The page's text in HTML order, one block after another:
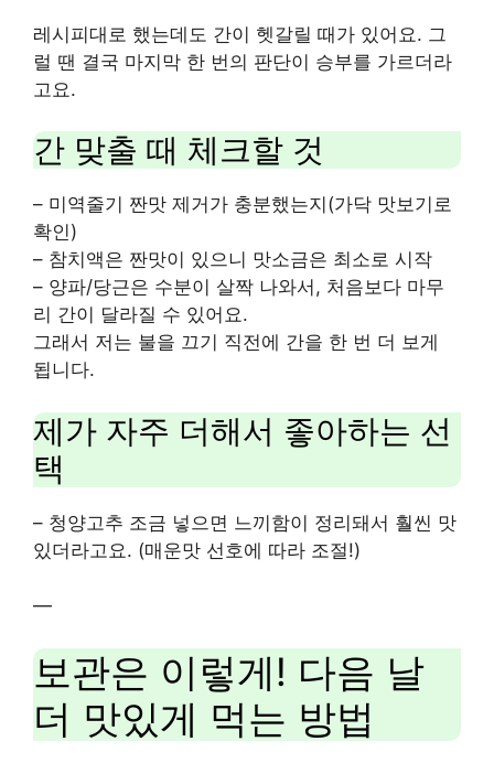
레시피대로 했는데도 간이 헷갈릴 때가 있어요. 그
럴 땐 결국 마지막 한 번의 판단이 승부를 가르더라
고요.
간 맞출 때 체크할 것
– 미역줄기 짠맛 제거가 충분했는지(가닥 맛보기로
확인)
– 참치액은 짠맛이 있으니 맛소금은 최소로 시작
– 양파/당근은 수분이 살짝 나와서, 처음보다 마무
리 간이 달라질 수 있어요.
그래서 저는 불을 끄기 직전에 간을 한 번 더 보게
됩니다.
제가 자주 더해서 좋아하는 선
택
– 청양고추 조금 넣으면 느끼함이 정리돼서 훨씬 맛
있더라고요. (매운맛 선호에 따라 조절!)
—
보관은 이렇게! 다음 날
더 맛있게 먹는 방법